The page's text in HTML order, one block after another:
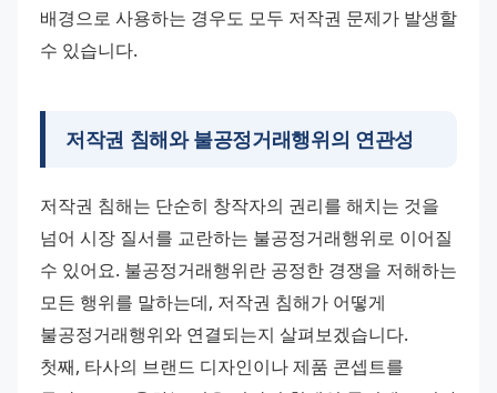
배경으로 사용하는 경우도 모두 저작권 문제가 발생할
수 있습니다.
저작권 침해와 불공정거래행위의 연관성
저작권 침해는 단순히 창작자의 권리를 해치는 것을
넘어 시장 질서를 교란하는 불공정거래행위로 이어질
수 있어요. 불공정거래행위란 공정한 경쟁을 저해하는
모든 행위를 말하는데, 저작권 침해가 어떻게
불공정거래행위와 연결되는지 살펴보겠습니다.
첫째, 타사의 브랜드 디자인이나 제품 콘셉트를